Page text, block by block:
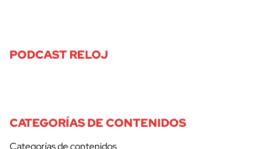
PODCAST RELOJ
CATEGORÍAS DE CONTENIDOS
Categorías de contenidos